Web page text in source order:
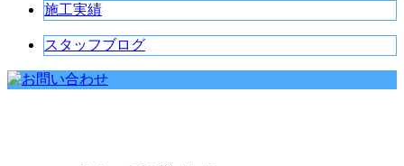
施工実績
スタッフブログ